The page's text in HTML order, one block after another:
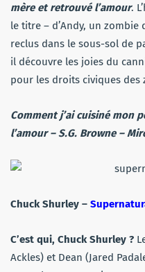
mère et retrouvé l’amour.
le titre – d’Andy, un zombie
reclus dans le sous-sol de
il découvre les joies du
pour les droits civiques des
Comment j’ai cuisiné mon
l’amour– S.G. Browne –
Chuck Shurley –
C’est qui, Chuck Shurley ?
Ackles) et Dean (Jared